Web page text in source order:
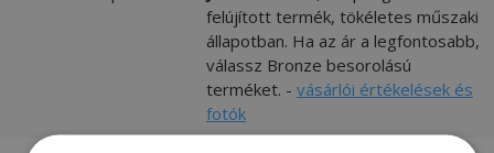
felújított termék, tökéletes műszaki
állapotban. Ha az ár a legfontosabb,
válassz Bronze besorolású
terméket. - vásárlói értékelések és
fotók